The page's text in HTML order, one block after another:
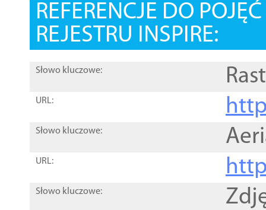
REFERENCJE DO
REJESTRU INSPIRE:
Słowo kluczowe:
URL:
Słowo kluczowe:
URL:
Słowo kluczowe: